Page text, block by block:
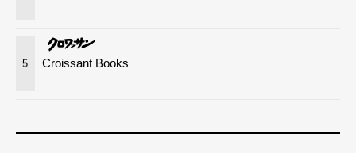
5 Croissant Books